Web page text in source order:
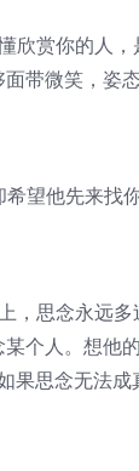
赏你的人，
带微笑，姿
他先来找你
思念永远多
个人。想他
思念无法成